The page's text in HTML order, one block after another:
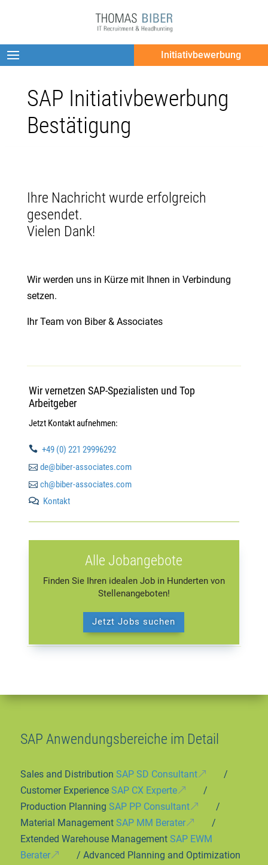
Initiativbewerbung
SAP Initiativbewerbung
Bestätigung
Ihre Nachricht wurde erfolgreich
gesendet.
Vielen Dank!
Wir werden uns in Kürze mit Ihnen in Verbindung
setzen.
Ihr Team von Biber & Associates
Wir vernetzen SAP-Spezialisten und Top
Arbeitgeber
Jetzt Kontakt aufnehmen:
 +49 (0) 221 29996292
de@biber-associates.com
ch@biber-associates.com
 Kontakt
Alle Jobangebote
Finden Sie Ihren idealen Job in Hunderten von
Stellenangeboten!
Jetzt Jobs suchen
SAP Anwendungsbereiche im Detail
Sales and Distribution SAP SD Consultant
/
Customer Experience SAP CX Experte
/
Production Planning SAP PP Consultant
/
Material Management SAP MM Berater
/
Extended Warehouse Management SAP EWM
Berater
/ Advanced Planning and Optimization